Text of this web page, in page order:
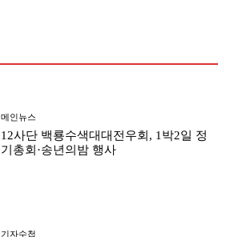
메인뉴스
12사단 백룡수색대대전우회, 1박2일 정
기총회·송년의밤 행사
기자수첩